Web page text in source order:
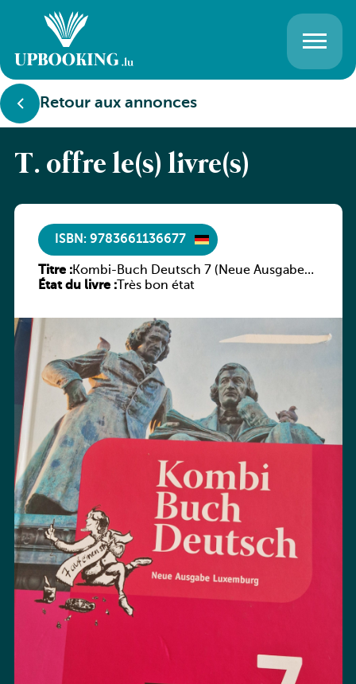
Retour aux annonces
T. offre le(s) livre(s)
ISBN: 9783661136677
Titre :Kombi-Buch Deutsch 7 (Neue Ausgabe
Luxemburg)
État du livre :Très bon état